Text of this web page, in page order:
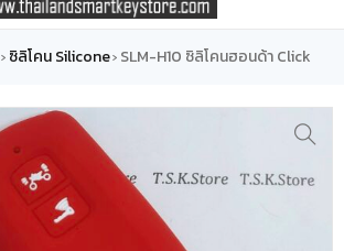
› ซิลิโคน Silicone› SLM-H10 ซิลิโคนฮอนด้า Click